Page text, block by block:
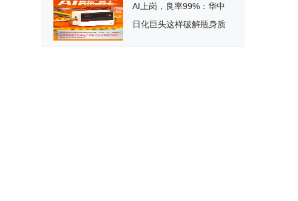
AI上岗，良率99%：华中
日化巨头这样破解瓶身质